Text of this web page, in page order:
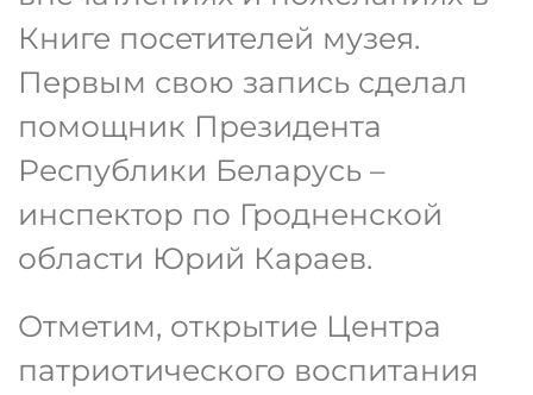
Книге посетителей музея.
Первым свою запись сделал
помощник Президента
Республики Беларусь –
инспектор по Гродненской
области Юрий Караев.
Отметим, открытие Центра
патриотического воспитания